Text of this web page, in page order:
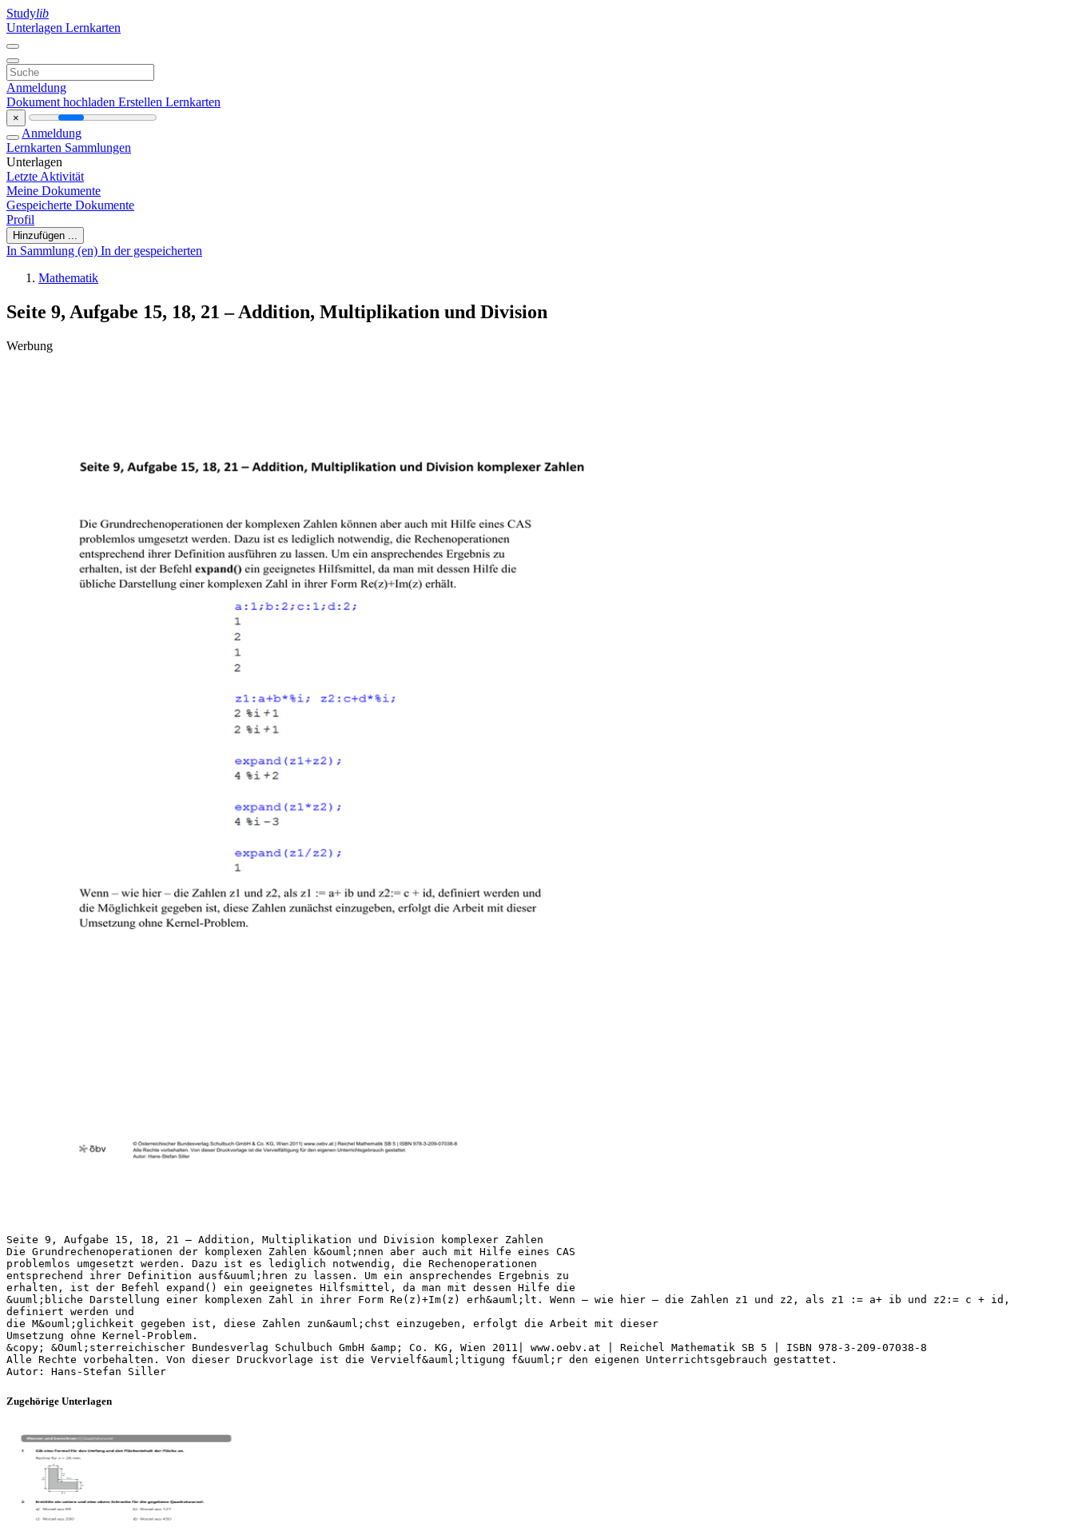
Studylib
Unterlagen Lernkarten
Anmeldung
Dokument hochladen Erstellen Lernkarten
×
Anmeldung
Lernkarten Sammlungen
Unterlagen
Letzte Aktivität
Meine Dokumente
Gespeicherte Dokumente
Profil
Hinzufügen ...
In Sammlung (en) In der gespeicherten
Mathematik
Seite 9, Aufgabe 15, 18, 21 – Addition, Multiplikation und Division
Werbung
Seite 9, Aufgabe 15, 18, 21 – Addition, Multiplikation und Division komplexer Zahlen
Die Grundrechenoperationen der komplexen Zahlen k&ouml;nnen aber auch mit Hilfe eines CAS
problemlos umgesetzt werden. Dazu ist es lediglich notwendig, die Rechenoperationen
entsprechend ihrer Definition ausf&uuml;hren zu lassen. Um ein ansprechendes Ergebnis zu
erhalten, ist der Befehl expand() ein geeignetes Hilfsmittel, da man mit dessen Hilfe die
&uuml;bliche Darstellung einer komplexen Zahl in ihrer Form Re(z)+Im(z) erh&auml;lt. Wenn – wie hier – die Zahlen z1 und z2, als z1 := a+ ib und z2:= c + id,
definiert werden und
die M&ouml;glichkeit gegeben ist, diese Zahlen zun&auml;chst einzugeben, erfolgt die Arbeit mit dieser
Umsetzung ohne Kernel-Problem.
&copy; &Ouml;sterreichischer Bundesverlag Schulbuch GmbH &amp; Co. KG, Wien 2011| www.oebv.at | Reichel Mathematik SB 5 | ISBN 978-3-209-07038-8
Alle Rechte vorbehalten. Von dieser Druckvorlage ist die Vervielf&auml;ltigung f&uuml;r den eigenen Unterrichtsgebrauch gestattet.
Zugehörige Unterlagen